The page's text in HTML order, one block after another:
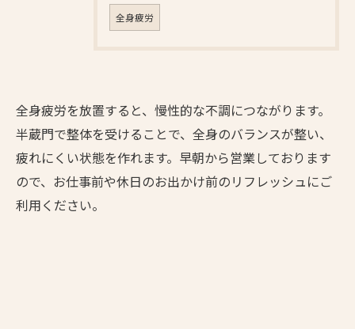
全身疲労
全身疲労を放置すると、慢性的な不調につながります。
半蔵門で整体を受けることで、全身のバランスが整い、
疲れにくい状態を作れます。早朝から営業しております
ので、お仕事前や休日のお出かけ前のリフレッシュにご
利用ください。